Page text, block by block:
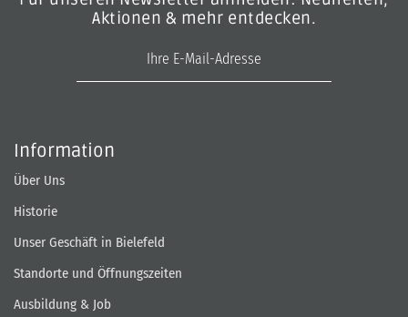
Aktionen & mehr entdecken.
Information
Über Uns
Historie
Unser Geschäft in Bielefeld
Standorte und Öffnungszeiten
Ausbildung & Job